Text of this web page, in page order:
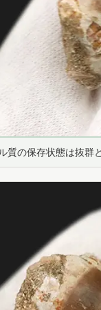
質の保存状態は抜群